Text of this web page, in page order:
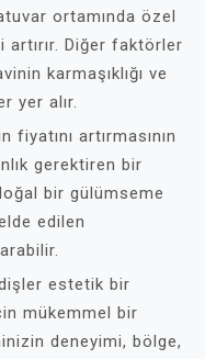
ortamında özel
artırır. Diğer faktörler
karmaşıklığı ve
yer alır.
artırmasının
gerektiren bir
bir gülümseme
edilen
estetik bir
mükemmel bir
deneyimi, bölge,